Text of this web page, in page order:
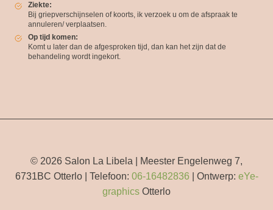
Ziekte:
Bij griepverschijnselen of koorts, ik verzoek u om de afspraak te
annuleren/ verplaatsen.
Op tijd komen:
Komt u later dan de afgesproken tijd, dan kan het zijn dat de
behandeling wordt ingekort.
© 2026 Salon La Libela | Meester Engelenweg 7,
6731BC Otterlo | Telefoon: 06-16482836 | Ontwerp: eYe-
graphics Otterlo